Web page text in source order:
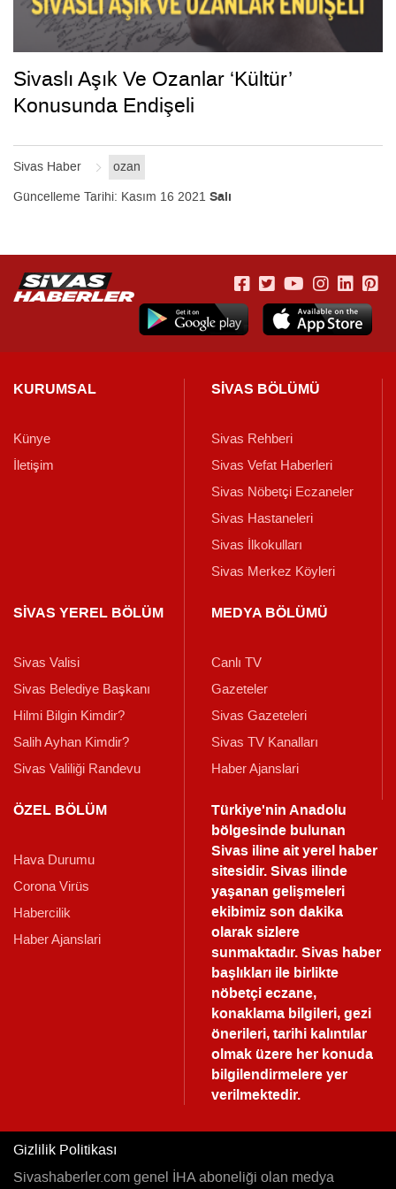
Sivas Haber
ozan
Güncelleme Tarihi: Kasım 16 2021 Salı
Sivaslı Aşık Ve Ozanlar ‘Kültür’
Konusunda Endişeli
KURUMSAL
Künye
İletişim
SİVAS BÖLÜMÜ
Sivas Rehberi
Sivas Vefat Haberleri
Sivas Nöbetçi Eczaneler
Sivas Hastaneleri
Sivas İlkokulları
Sivas Merkez Köyleri
SİVAS YEREL BÖLÜM
Sivas Valisi
Sivas Belediye Başkanı
Hilmi Bilgin Kimdir?
Salih Ayhan Kimdir?
Sivas Valiliği Randevu
MEDYA BÖLÜMÜ
Canlı TV
Gazeteler
Sivas Gazeteleri
Sivas TV Kanalları
Haber Ajanslari
ÖZEL BÖLÜM
Hava Durumu
Corona Virüs
Habercilik
Haber Ajanslari
Türkiye'nin Anadolu
bölgesinde bulunan
Sivas iline ait yerel haber
sitesidir. Sivas ilinde
yaşanan gelişmeleri
ekibimiz son dakika
olarak sizlere
sunmaktadır.Sivas haber
başlıkları ile birlikte
nöbetçi eczane,
konaklama bilgileri, gezi
önerileri, tarihi kalıntılar
olmak üzere her konuda
bilgilendirmelere yer
verilmektedir.
Gizlilik Politikası
Sivashaberler.com genel İHA aboneliği olan medya